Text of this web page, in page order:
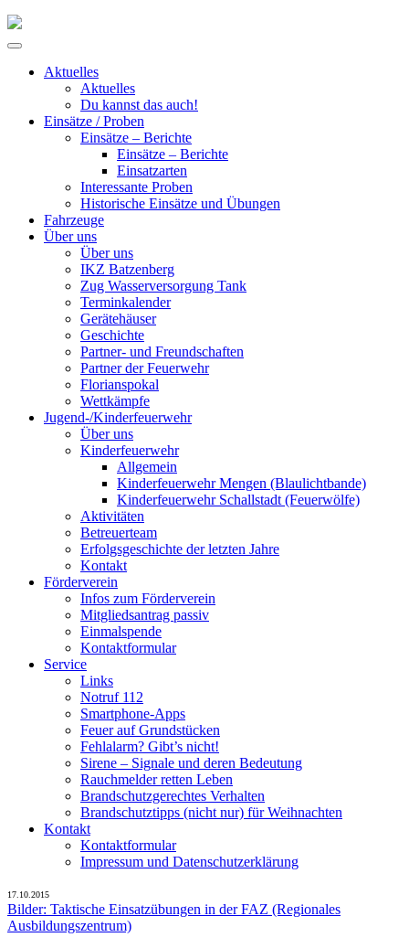
Skip
Primary
Aktuelles
Aktuelles
Du kannst das auch!
Einsätze / Proben
Einsätze – Berichte
Einsätze – Berichte
Einsatzarten
Interessante Proben
Historische Einsätze und Übungen
Fahrzeuge
Über uns
Über uns
IKZ Batzenberg
Zug Wasserversorgung Tank
Terminkalender
Gerätehäuser
Geschichte
Partner- und Freundschaften
Partner der Feuerwehr
Florianspokal
Wettkämpfe
Jugend-/Kinderfeuerwehr
Über uns
Kinderfeuerwehr
Allgemein
Kinderfeuerwehr Mengen (Blaulichtbande)
Kinderfeuerwehr Schallstadt (Feuerwölfe)
Aktivitäten
Betreuerteam
Erfolgsgeschichte der letzten Jahre
Kontakt
Förderverein
Infos zum Förderverein
Mitgliedsantrag passiv
Einmalspende
Kontaktformular
Service
Links
Notruf 112
Smartphone-Apps
Feuer auf Grundstücken
Fehlalarm? Gibt’s nicht!
Sirene – Signale und deren Bedeutung
Rauchmelder retten Leben
Brandschutzgerechtes Verhalten
Brandschutztipps (nicht nur) für Weihnachten
Kontakt
Kontaktformular
Impressum und Datenschutzerklärung
17.10.2015
Bilder: Taktische Einsatzübungen in der FAZ (Regionales
Ausbildungszentrum)